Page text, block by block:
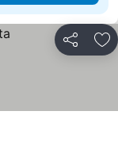
Distribuiți